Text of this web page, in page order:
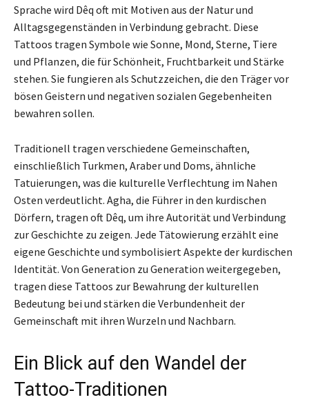
Sprache wird Dêq oft mit Motiven aus der Natur und
Alltagsgegenständen in Verbindung gebracht. Diese
Tattoos tragen Symbole wie Sonne, Mond, Sterne, Tiere
und Pflanzen, die für Schönheit, Fruchtbarkeit und Stärke
stehen. Sie fungieren als Schutzzeichen, die den Träger vor
bösen Geistern und negativen sozialen Gegebenheiten
bewahren sollen.
Traditionell tragen verschiedene Gemeinschaften,
einschließlich Turkmen, Araber und Doms, ähnliche
Tatuierungen, was die kulturelle Verflechtung im Nahen
Osten verdeutlicht. Agha, die Führer in den kurdischen
Dörfern, tragen oft Dêq, um ihre Autorität und Verbindung
zur Geschichte zu zeigen. Jede Tätowierung erzählt eine
eigene Geschichte und symbolisiert Aspekte der kurdischen
Identität. Von Generation zu Generation weitergegeben,
tragen diese Tattoos zur Bewahrung der kulturellen
Bedeutung bei und stärken die Verbundenheit der
Gemeinschaft mit ihren Wurzeln und Nachbarn.
Ein Blick auf den Wandel der
Tattoo-Traditionen